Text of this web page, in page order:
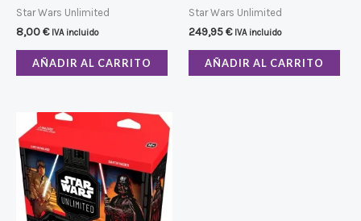
Star Wars Unlimited
8,00€ IVA incluido
AÑADIR AL CARRITO
Star Wars Unlimited
249,95€ IVA incluido
AÑADIR AL CARRITO